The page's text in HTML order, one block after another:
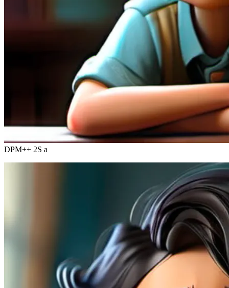
DPM++ 2S a